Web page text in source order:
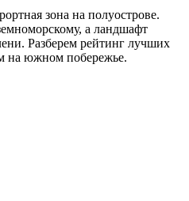
зона на полуострове.
а ландшафт
Разберем рейтинг лучших
на южном побережье.